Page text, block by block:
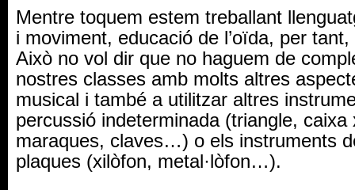
Mentre toquem estem treballant
i moviment, educació de l’oïda, per
Això no vol dir que no haguem de
nostres classes amb molts altres
musical i també a utilitzar altres
percussió indeterminada (triangle, caixa
maraques, claves…) o els instruments
plaques (xilòfon, metal·lòfon…).